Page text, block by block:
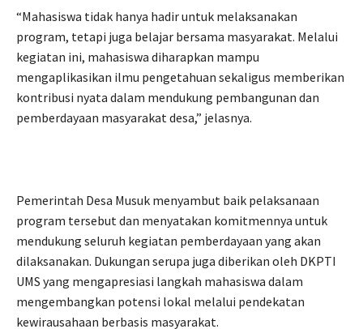
“Mahasiswa tidak hanya hadir untuk melaksanakan
program, tetapi juga belajar bersama masyarakat. Melalui
kegiatan ini, mahasiswa diharapkan mampu
mengaplikasikan ilmu pengetahuan sekaligus memberikan
kontribusi nyata dalam mendukung pembangunan dan
pemberdayaan masyarakat desa,” jelasnya.
Pemerintah Desa Musuk menyambut baik pelaksanaan
program tersebut dan menyatakan komitmennya untuk
mendukung seluruh kegiatan pemberdayaan yang akan
dilaksanakan. Dukungan serupa juga diberikan oleh DKPTI
UMS yang mengapresiasi langkah mahasiswa dalam
mengembangkan potensi lokal melalui pendekatan
kewirausahaan berbasis masyarakat.